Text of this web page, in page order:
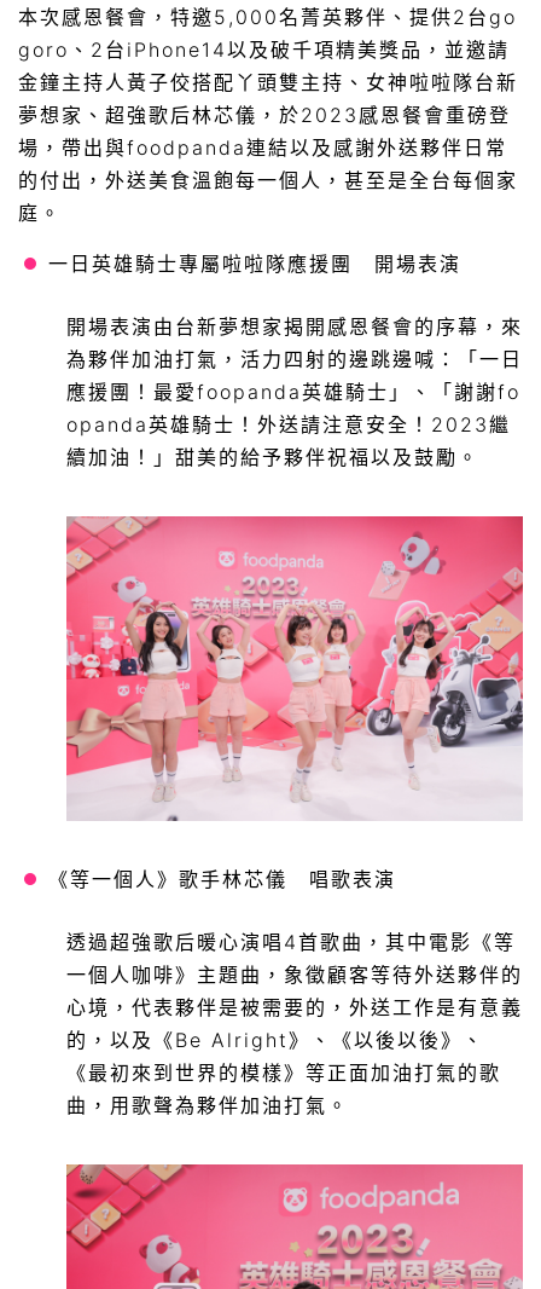
本次感恩餐會，特邀5,000名菁英夥伴、提供2台go
goro、2台iPhone14以及破千項精美獎品，並邀請
金鐘主持人黃子佼搭配丫頭雙主持、女神啦啦隊台新
夢想家、超強歌后林芯儀，於2023感恩餐會重磅登
場，帶出與foodpanda連結以及感謝外送夥伴日常
的付出，外送美食溫飽每一個人，甚至是全台每個家
庭。
一日英雄騎士專屬啦啦隊應援團 開場表演
開場表演由台新夢想家揭開感恩餐會的序幕，來
為夥伴加油打氣，活力四射的邊跳邊喊：「一日
應援團！最愛foopanda英雄騎士」、「謝謝fo
opanda英雄騎士！外送請注意安全！2023繼
續加油！」甜美的給予夥伴祝福以及鼓勵。
《等一個人》歌手林芯儀 唱歌表演
透過超強歌后暖心演唱4首歌曲，其中電影《等
一個人咖啡》主題曲，象徵顧客等待外送夥伴的
心境，代表夥伴是被需要的，外送工作是有意義
的，以及《Be Alright》、《以後以後》、
《最初來到世界的模樣》等正面加油打氣的歌
曲，用歌聲為夥伴加油打氣。